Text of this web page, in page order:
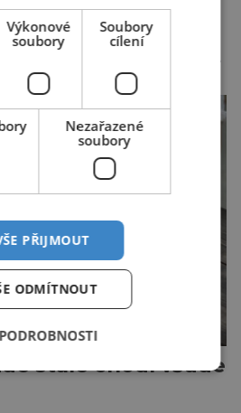
že se na výletních lodích
infekce, jako je
respirační infekce,
pandemie covidu.
ohnisku hantaviru na
i pro odborníky.
bylo prozatím zažehnáno.
Hantavirus […]
stále chodí všude
Výkonové
soubory
Soubory
cílení
Nezařazené
soubory
PŘIJMOUT
ODMÍTNOUT